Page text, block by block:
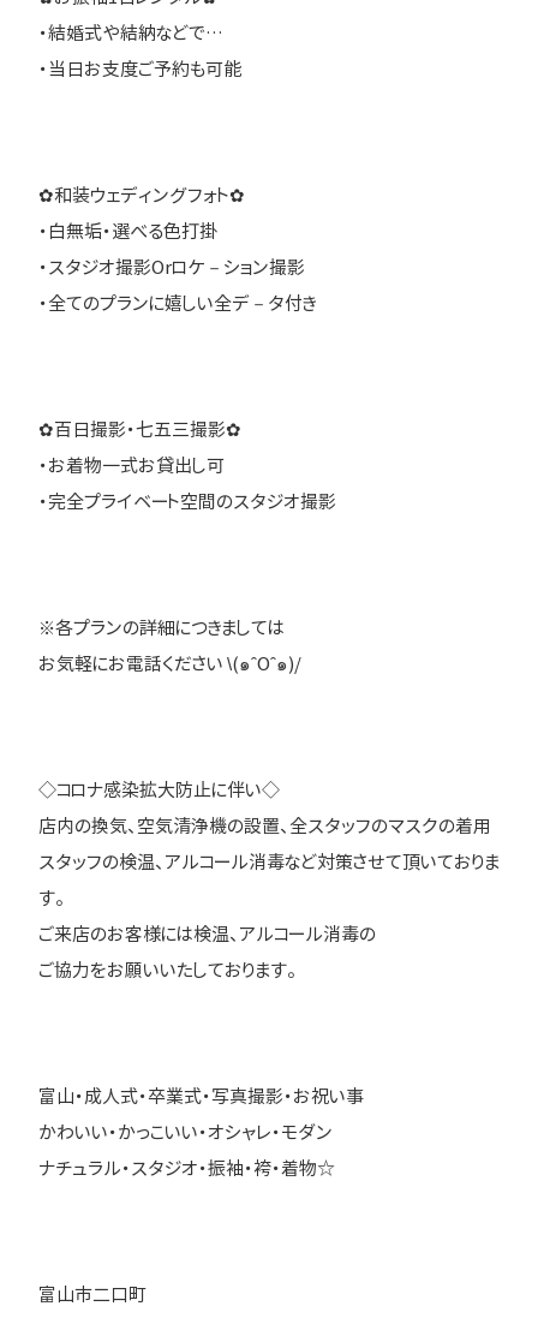
・結婚式や結納などで…
・当日お支度ご予約も可能
✿和装ウェディングフォト✿
・白無垢・選べる色打掛
・スタジオ撮影Orロケ－ション撮影
・全てのプランに嬉しい全デ－タ付き
✿百日撮影・七五三撮影✿
・お着物一式お貸出し可
・完全プライベート空間のスタジオ撮影
※各プランの詳細につきましては
お気軽にお電話ください \(๑ˆOˆ๑)/
◇コロナ感染拡大防止に伴い◇
店内の換気、空気清浄機の設置、全スタッフのマスクの着用
スタッフの検温、アルコール消毒など対策させて頂いておりま
す。
ご来店のお客様には検温、アルコール消毒の
ご協力をお願いいたしております。
富山・成人式・卒業式・写真撮影・お祝い事
かわいい・かっこいい・オシャレ・モダン
ナチュラル・スタジオ・振袖・袴・着物☆
富山市二口町